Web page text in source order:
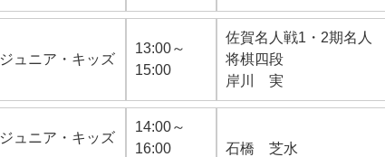
ジュニア・キッズ
13:00～
15:00
佐賀名人戦1・2期名人
将棋四段
岸川 実
ジュニア・キッズ
14:00～
16:00
石橋 芝水